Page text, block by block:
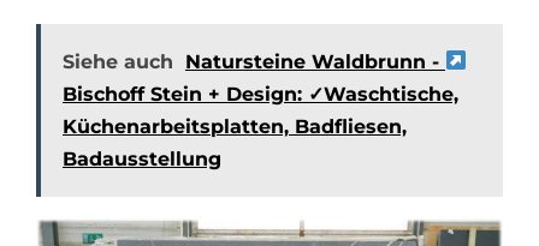
Siehe auch
Natursteine Waldbrunn -
Bischoff Stein + Design: ✓Waschtische,
Küchenarbeitsplatten, Badfliesen,
Badausstellung